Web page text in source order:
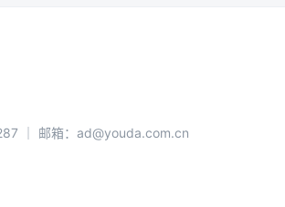
｜ 邮箱：ad@youda.com.cn